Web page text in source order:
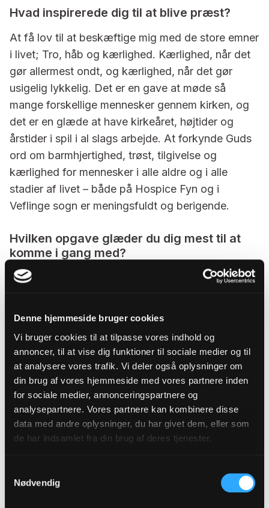
Denne hjemmeside bruger cookies
Vi bruger cookies til at tilpasse vores indhold og
annoncer, til at vise dig funktioner til sociale medier og til
at analysere vores trafik. Vi deler også oplysninger om
din brug af vores hjemmeside med vores partnere inden
for sociale medier, annonceringspartnere og
analysepartnere. Vores partnere kan kombinere disse
data med andre oplysninger, du har givet dem, eller som
de har indsamlet fra din brug af deres tjenester.
Nødvendig
Hvad inspirerede dig til at blive præst?
At få lov til at beskæftige mig med de store emner
i livet; Tro, håb og kærlighed. Kærlighed, når det
gør allermest ondt, og kærlighed, når det gør
usigelig lykkelig. Det er en gave at møde så
mange forskellige mennesker gennem kirken, og
det er en glæde at have kirkeåret, højtider og
årstider i spil i al slags arbejde. At forkynde Guds
ord om barmhjertighed, trøst, tilgivelse og
kærlighed for mennesker i alle aldre og i alle
stadier af livet – både på Hospice Fyn og i
Veflinge sogn er meningsfuldt og berigende.
Hvilken opgave glæder du dig mest til at
komme i gang med?
Jeg glæder mig allermest til at fortsætte det gode
fik sat gang i nye og gode tiltag. Dem glæder jeg
mig til, at vi sammen skal videreudvikle og
videreføre.
Hvad er du særlig optaget af lige nu?
Jeg er særligt optaget af præstens kerneopgaver;
fordybe mig noget mere i mine omgivelser – både